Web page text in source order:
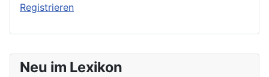
Neu im Lexikon
Registrieren